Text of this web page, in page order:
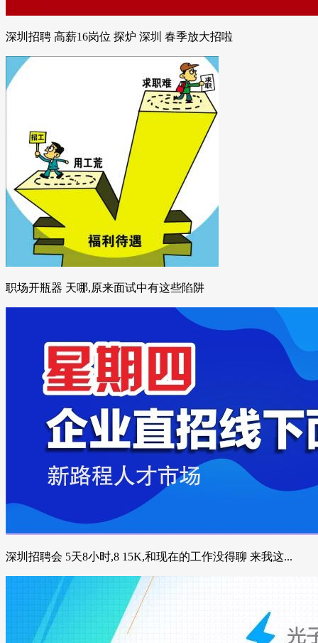
深圳招聘 高薪16岗位 探炉 深圳 春季放大招啦
职场开瓶器 天哪,原来面试中有这些陷阱
深圳招聘会 5天8小时,8 15K,和现在的工作没得聊 来我这...